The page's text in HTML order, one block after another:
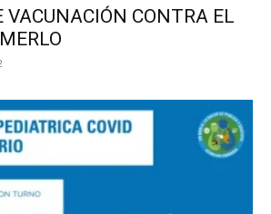
CONTRA EL